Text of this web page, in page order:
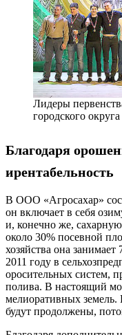
Лидеры
городского
Благодаря
ирентабельность
В ООО «Агросахар»
он включает в себя
и, конечно же,
около 30% посевной
хозяйства она
2011 году в
оросительных систем,
полива. В настоящий
мелиоративных
будут продолжены,